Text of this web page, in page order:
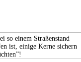
so einem Straßenstand
ist, einige Kerne sichern